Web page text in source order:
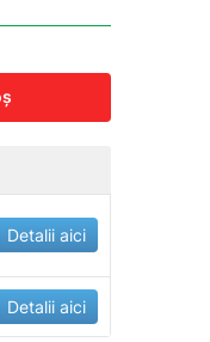
Detalii aici
Detalii aici